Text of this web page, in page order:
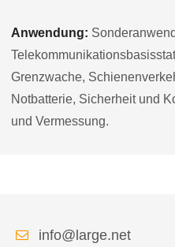
Anwendung:
Grenzwache,
Notbatterie, Sicherheit und
und Vermessung.
info@large.net